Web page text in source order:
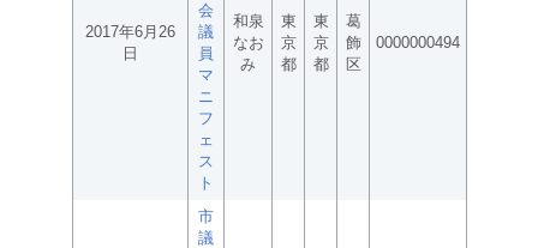
2017年6月26
日
会
議
員
マ
ニ
フ
ェ
ス
ト
和泉
なお
み
東
京
都
東
京
都
葛
飾
区
0000000494
市
議